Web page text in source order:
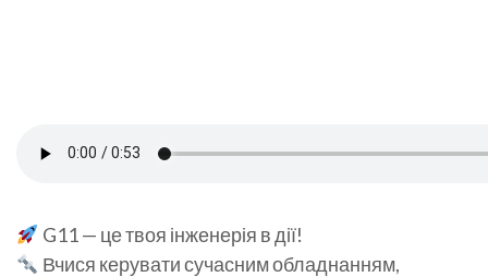
G11 — це твоя інженерія в дії!
Вчися керувати сучасним обладнанням,